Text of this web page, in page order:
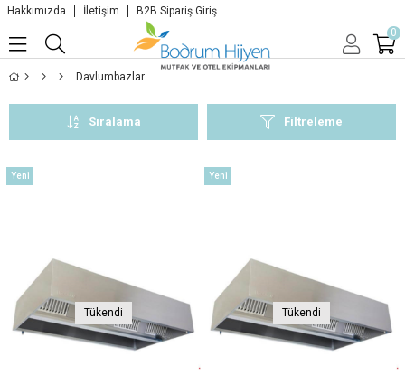
Hakkımızda İletişim
B2B Sipariş Giriş
0
Davlumbazlar
Filtreleme
Sıralama
Tükendi
Yeni
Tükendi
Yeni